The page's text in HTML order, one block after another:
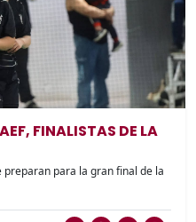
FINALISTAS DE LA
preparan para la gran final de la